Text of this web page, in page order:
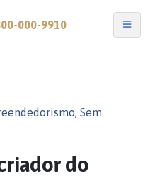
000-9910
, Sem
do